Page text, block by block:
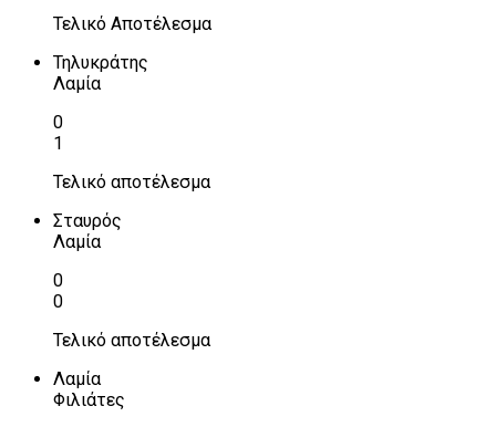
Τελικό Αποτέλεσμα
Τηλυκράτης
Λαμία
0
1
Τελικό αποτέλεσμα
Σταυρός
Λαμία
0
0
Τελικό αποτέλεσμα
Λαμία
Φιλιάτες